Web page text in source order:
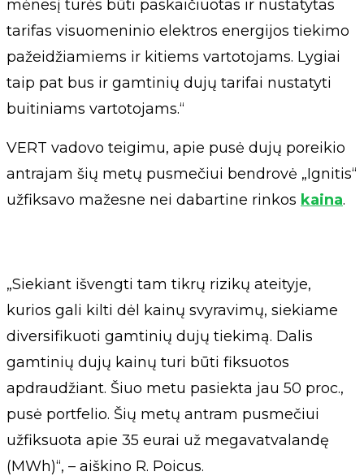
mėnesį turės būti paskaičiuotas ir nustatytas
tarifas visuomeninio elektros energijos tiekimo
pažeidžiamiems ir kitiems vartotojams. Lygiai
taip pat bus ir gamtinių dujų tarifai nustatyti
buitiniams vartotojams.“
VERT vadovo teigimu, apie pusė dujų poreikio
antrajam šių metų pusmečiui bendrovė „Ignitis“
užfiksavo mažesne nei dabartine rinkos kaina.
„Siekiant išvengti tam tikrų rizikų ateityje,
kurios gali kilti dėl kainų svyravimų, siekiame
diversifikuoti gamtinių dujų tiekimą. Dalis
gamtinių dujų kainų turi būti fiksuotos
apdraudžiant. Šiuo metu pasiekta jau 50 proc.,
pusė portfelio. Šių metų antram pusmečiui
užfiksuota apie 35 eurai už megavatvalandę
(MWh)“, – aiškino R. Poicus.